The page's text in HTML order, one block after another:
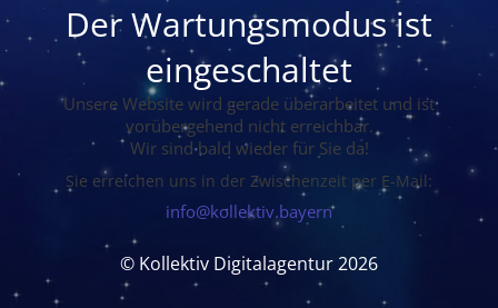
Der Wartungsmodus ist
eingeschaltet
Unsere Website wird gerade überarbeitet und ist
vorübergehend nicht erreichbar.
Wir sind bald wieder für Sie da!
Sie erreichen uns in der Zwischenzeit per E-Mail:
info@kollektiv.bayern
© Kollektiv Digitalagentur 2026